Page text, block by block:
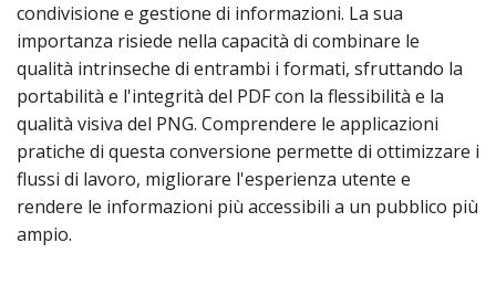
condivisione e gestione di informazioni. La sua
importanza risiede nella capacità di combinare le
qualità intrinseche di entrambi i formati, sfruttando la
portabilità e l'integrità del PDF con la flessibilità e la
qualità visiva del PNG. Comprendere le applicazioni
pratiche di questa conversione permette di ottimizzare i
flussi di lavoro, migliorare l'esperienza utente e
rendere le informazioni più accessibili a un pubblico più
ampio.